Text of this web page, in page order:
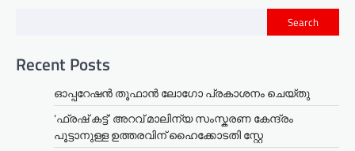
Search
Recent Posts
ഓപ്പറേഷൻ തൂഫാൻ ലോഗോ പ്രകാശനം ചെയ്തു
‘ഫ്രഷ് കട്ട്’ അറവ് മാലിന്യ സംസ്കരണ കേന്ദ്രം
പൂട്ടാനുള്ള ഉത്തരവിന് ഹൈക്കോടതി സ്റ്റേ